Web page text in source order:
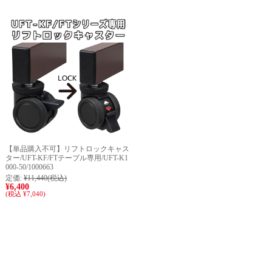
【単品購入不可】リフトロックキャス
ター/UFT-KF/FTテーブル専用/UFT-K1
000-50/1000663
定価: ¥11,440(税込)
¥6,400
(税込 ¥7,040)